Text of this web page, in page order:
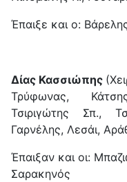
Έπαιξε και ο:
Δίας Κασσιώπης
Τρύφωνας,
Τσιριγώτης Σπ.,
Γαρνέλης, Λεσάι,
Έπαιξαν και οι:
Σαρακηνός